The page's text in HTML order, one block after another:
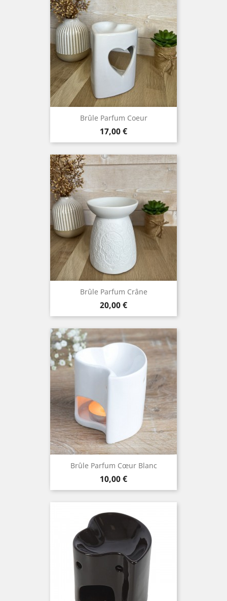
Brûle Parfum Coeur
Prix
17,00 €
Brûle Parfum Crâne
Prix
20,00 €
Brûle Parfum Cœur Blanc
Prix
10,00 €